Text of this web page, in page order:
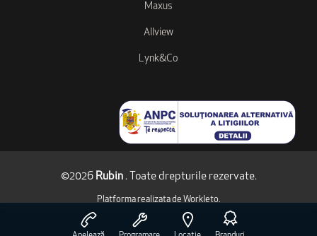
Maxus
Allview
Lynk&Co
©2026 Rubin . Toate drepturile rezervate.
Platforma realizata de Workleto.